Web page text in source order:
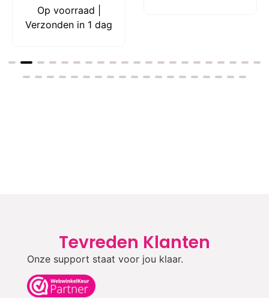
Op voorraad |
Verzonden in 1 dag
Tevreden Klanten
Onze support staat voor jou klaar.